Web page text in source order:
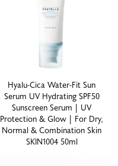
Hyalu-Cica Water-Fit Sun
Serum UV Hydrating SPF50
Sunscreen Serum | UV
Protection & Glow | For Dry,
Normal & Combination Skin
SKIN1004 50ml